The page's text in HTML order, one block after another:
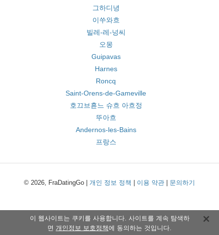
그하디녕
이쑤와흐
빌레-레-넝씨
오몽
Guipavas
Harnes
Roncq
Saint-Orens-de-Gameville
호끄브휸느 슈흐 아흐정
뚜아흐
Andernos-les-Bains
프랑스
© 2026, FraDatingGo | 개인 정보 정책 이용 약관 문의하기
이 웹사이트는 쿠키를 사용합니다. 사이트를 계속 탐색하
면 개인정보 보호정책에 동의하는 것입니다.